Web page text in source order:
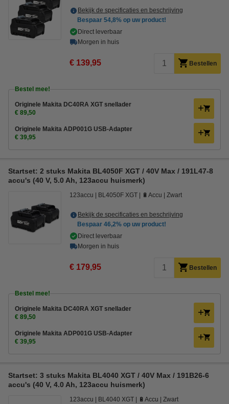
Bekijk de specificaties en beschrijving
Bespaar 54,8% op uw product!
Direct leverbaar
Morgen in huis
€ 139,95 Bestellen
Bestel mee!
Originele Makita DC40RA XGT snellader
€ 89,50
Originele Makita ADP001G USB-Adapter
€ 39,95
Startset: 2 stuks Makita BL4050F XGT / 40V Max / 191L47-8
accu's (40 V, 5.0 Ah, 123accu huismerk)
123accu BL4050F XGT 🔋Accu Zwart
Bekijk de specificaties en beschrijving
Bespaar 46,2% op uw product!
Direct leverbaar
Morgen in huis
€ 179,95 Bestellen
Bestel mee!
Originele Makita DC40RA XGT snellader
€ 89,50
Originele Makita ADP001G USB-Adapter
€ 39,95
Startset: 3 stuks Makita BL4040 XGT / 40V Max / 191B26-6
accu's (40 V, 4.0 Ah, 123accu huismerk)
123accu BL4040 XGT 🔋Accu Zwart